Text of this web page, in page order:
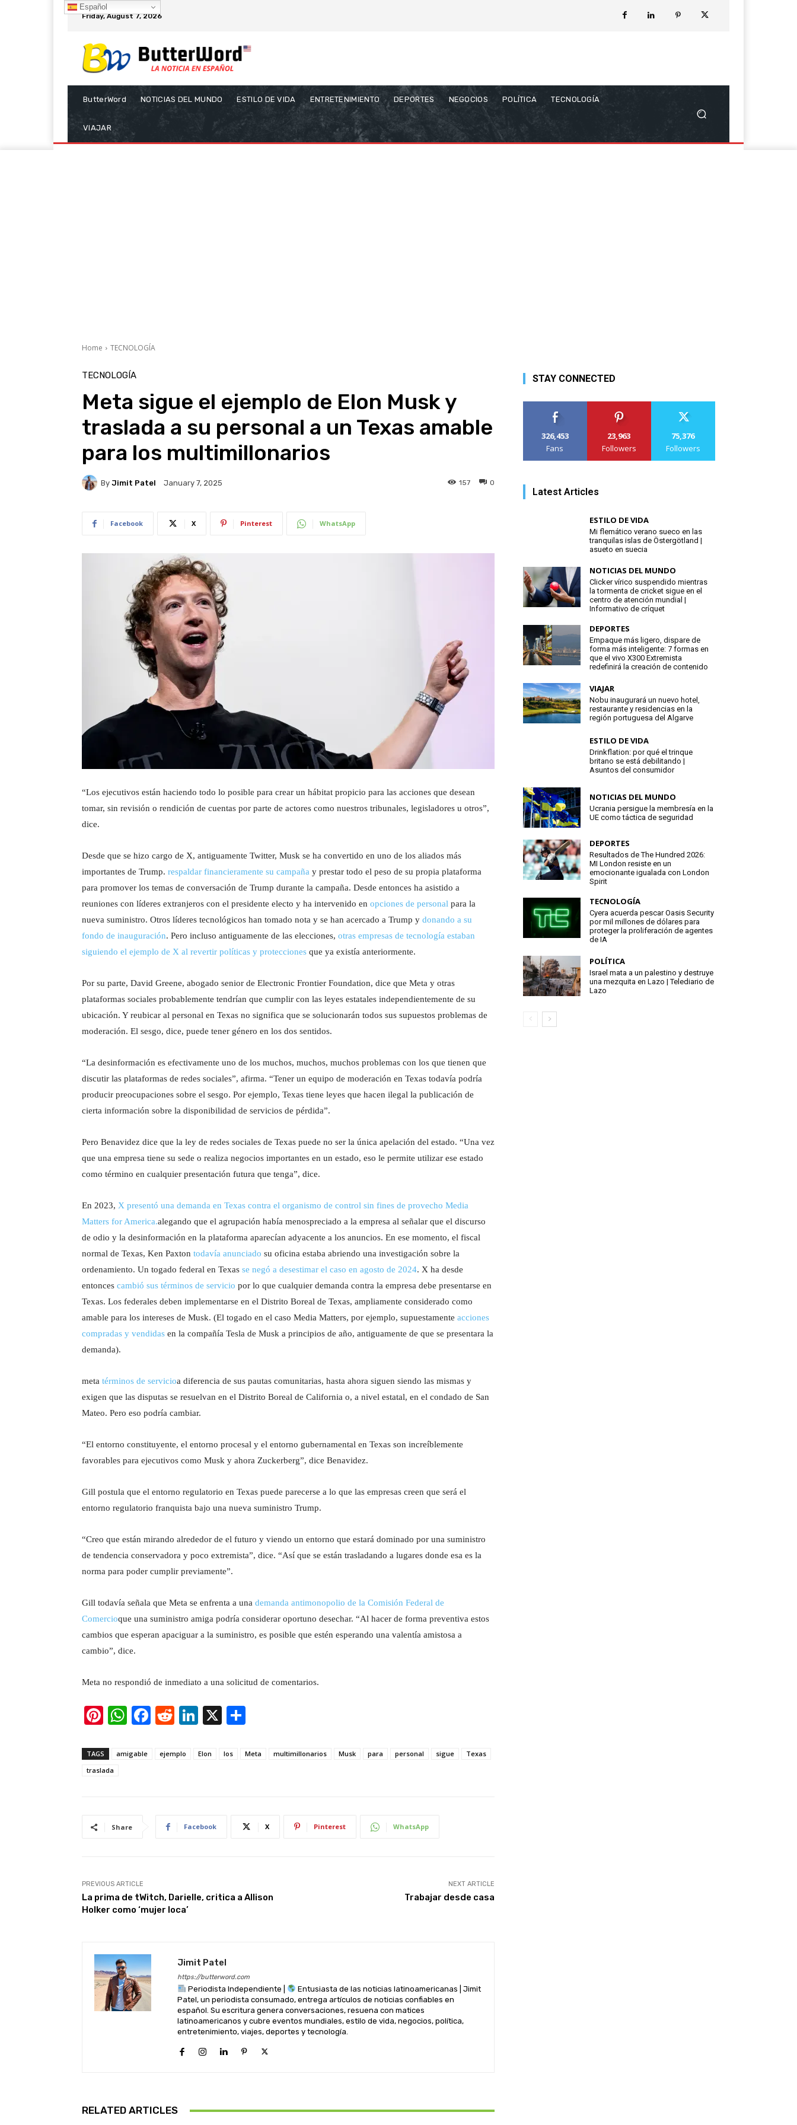
Friday, August 7, 2026
ButterWord NOTICIAS DEL MUNDO ESTILO DE VIDA ENTRETENIMIENTO DEPORTES NEGOCIOS POLÍTICA TECNOLOGÍA
VIAJAR
Home TECNOLOGÍA
TECNOLOGÍA
Meta sigue el ejemplo de Elon Musk y
traslada a su personal a un Texas amable
para los multimillonarios
By Jimit Patel January 7, 2025 0
157
Facebook X Pinterest WhatsApp
“Los ejecutivos están haciendo todo lo posible para crear un hábitat propicio para las acciones que desean
tomar, sin revisión o rendición de cuentas por parte de actores como nuestros tribunales, legisladores u otros”,
dice.
Desde que se hizo cargo de X, antiguamente Twitter, Musk se ha convertido en uno de los aliados más
importantes de Trump. respaldar financieramente su campaña y prestar todo el peso de su propia plataforma
para promover los temas de conversación de Trump durante la campaña. Desde entonces ha asistido a
reuniones con líderes extranjeros con el presidente electo y ha intervenido en opciones de personal para la
nueva suministro. Otros líderes tecnológicos han tomado nota y se han acercado a Trump y donando a su
fondo de inauguración. Pero incluso antiguamente de las elecciones, otras empresas de tecnología estaban
siguiendo el ejemplo de X al revertir políticas y protecciones que ya existía anteriormente.
Por su parte, David Greene, abogado senior de Electronic Frontier Foundation, dice que Meta y otras
plataformas sociales probablemente tendrían que cumplir con las leyes estatales independientemente de su
ubicación. Y reubicar al personal en Texas no significa que se solucionarán todos sus supuestos problemas de
moderación. El sesgo, dice, puede tener género en los dos sentidos.
“La desinformación es efectivamente uno de los muchos, muchos, muchos problemas con los que tienen que
discutir las plataformas de redes sociales”, afirma. “Tener un equipo de moderación en Texas todavía podría
producir preocupaciones sobre el sesgo. Por ejemplo, Texas tiene leyes que hacen ilegal la publicación de
cierta información sobre la disponibilidad de servicios de pérdida”.
Pero Benavidez dice que la ley de redes sociales de Texas puede no ser la única apelación del estado. “Una vez
que una empresa tiene su sede o realiza negocios importantes en un estado, eso le permite utilizar ese estado
como término en cualquier presentación futura que tenga”, dice.
En 2023, X presentó una demanda en Texas contra el organismo de control sin fines de provecho Media
Matters for America.alegando que el agrupación había menospreciado a la empresa al señalar que el discurso
de odio y la desinformación en la plataforma aparecían adyacente a los anuncios. En ese momento, el fiscal
normal de Texas, Ken Paxton todavía anunciado su oficina estaba abriendo una investigación sobre la
ordenamiento. Un togado federal en Texas se negó a desestimar el caso en agosto de 2024. X ha desde
entonces cambió sus términos de servicio por lo que cualquier demanda contra la empresa debe presentarse en
Texas. Los federales deben implementarse en el Distrito Boreal de Texas, ampliamente considerado como
amable para los intereses de Musk. (El togado en el caso Media Matters, por ejemplo, supuestamente acciones
compradas y vendidas en la compañía Tesla de Musk a principios de año, antiguamente de que se presentara la
demanda).
meta términos de servicioa diferencia de sus pautas comunitarias, hasta ahora siguen siendo las mismas y
exigen que las disputas se resuelvan en el Distrito Boreal de California o, a nivel estatal, en el condado de San
Mateo. Pero eso podría cambiar.
“El entorno constituyente, el entorno procesal y el entorno gubernamental en Texas son increíblemente
favorables para ejecutivos como Musk y ahora Zuckerberg”, dice Benavidez.
Gill postula que el entorno regulatorio en Texas puede parecerse a lo que las empresas creen que será el
entorno regulatorio franquista bajo una nueva suministro Trump.
“Creo que están mirando alrededor de el futuro y viendo un entorno que estará dominado por una suministro
de tendencia conservadora y poco extremista”, dice. “Así que se están trasladando a lugares donde esa es la
norma para poder cumplir previamente”.
Gill todavía señala que Meta se enfrenta a una demanda antimonopolio de la Comisión Federal de
Comercioque una suministro amiga podría considerar oportuno desechar. “Al hacer de forma preventiva estos
cambios que esperan apaciguar a la suministro, es posible que estén esperando una valentía amistosa a
cambio”, dice.
Meta no respondió de inmediato a una solicitud de comentarios.
Pi
er
e
W
at
p
F
c
R
d
Li
k
X
ar
TAGS amigable ejemplo Elon los Meta multimillonarios Musk para personal sigue
Texas
traslada
Share Facebook X Pinterest WhatsApp
PREVIOUS ARTICLE
La prima de tWitch, Darielle, critica a Allison
Holker como ‘mujer loca’
NEXT ARTICLE
Trabajar desde casa
Jimit Patel
https://butterword.com
Periodista Independiente |
Entusiasta de las noticias latinoamericanas | Jimit
Patel, un periodista consumado, entrega artículos de noticias confiables en
español. Su escritura genera conversaciones, resuena con matices
latinoamericanos y cubre eventos mundiales, estilo de vida, negocios, política,
entretenimiento, viajes, deportes y tecnología.
RELATED ARTICLES
STAY CONNECTED
326,453
Fans
23,963
Followers
75,376
Followers
Latest Articles
ESTILO DE VIDA
Mi flemático verano sueco en las
tranquilas islas de Östergötland |
asueto en suecia
NOTICIAS DEL MUNDO
Clicker vírico suspendido mientras
la tormenta de cricket sigue en el
centro de atención mundial |
Informativo de críquet
DEPORTES
Empaque más ligero, dispare de
forma más inteligente: 7 formas en
que el vivo X300 Extremista
redefinirá la creación de contenido
VIAJAR
Nobu inaugurará un nuevo hotel,
restaurante y residencias en la
región portuguesa del Algarve
ESTILO DE VIDA
Drinkflation: por qué el trinque
britano se está debilitando |
Asuntos del consumidor
NOTICIAS DEL MUNDO
Ucrania persigue la membresía en la
UE como táctica de seguridad
DEPORTES
Resultados de The Hundred 2026:
MI London resiste en un
emocionante igualada con London
Spirit
TECNOLOGÍA
Cyera acuerda pescar Oasis Security
por mil millones de dólares para
proteger la proliferación de agentes
de IA
POLÍTICA
Israel mata a un palestino y destruye
una mezquita en Lazo | Telediario de
Lazo
Español